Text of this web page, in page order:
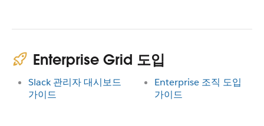
Enterprise Grid 도입
Slack 관리자 대시보드
가이드
Enterprise 조직 도입
가이드